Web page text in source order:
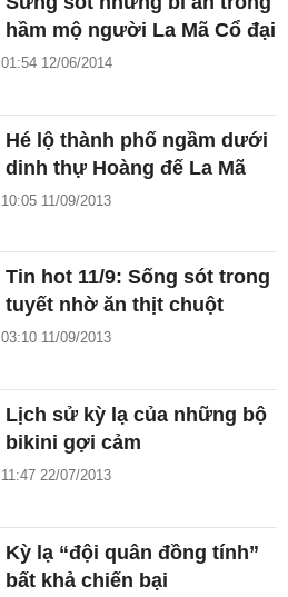
hầm mộ người La Mã Cổ đại
01:54 12/06/2014
Hé lộ thành phố ngầm dưới
dinh thự Hoàng đế La Mã
10:05 11/09/2013
Tin hot 11/9: Sống sót trong
tuyết nhờ ăn thịt chuột
03:10 11/09/2013
Lịch sử kỳ lạ của những bộ
bikini gợi cảm
11:47 22/07/2013
Kỳ lạ “đội quân đồng tính”
bất khả chiến bại